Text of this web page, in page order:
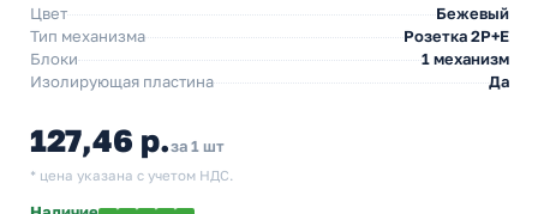
Цвет
Бежевый
Тип механизма
Розетка 2Р+Е
Блоки
1 механизм
Изолирующая пластина
Да
127,46 р.за 1 шт
* цена указана с учетом НДС.